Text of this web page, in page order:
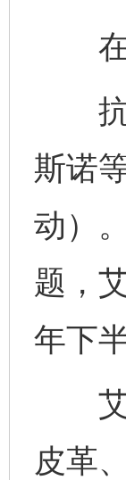
在
抗
斯诺
动）
题，
年下
艾
皮革